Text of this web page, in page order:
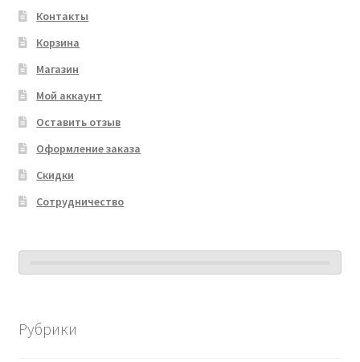
Контакты
Корзина
Магазин
Мой аккаунт
Оставить отзыв
Оформление заказа
Скидки
Сотрудничество
Рубрики